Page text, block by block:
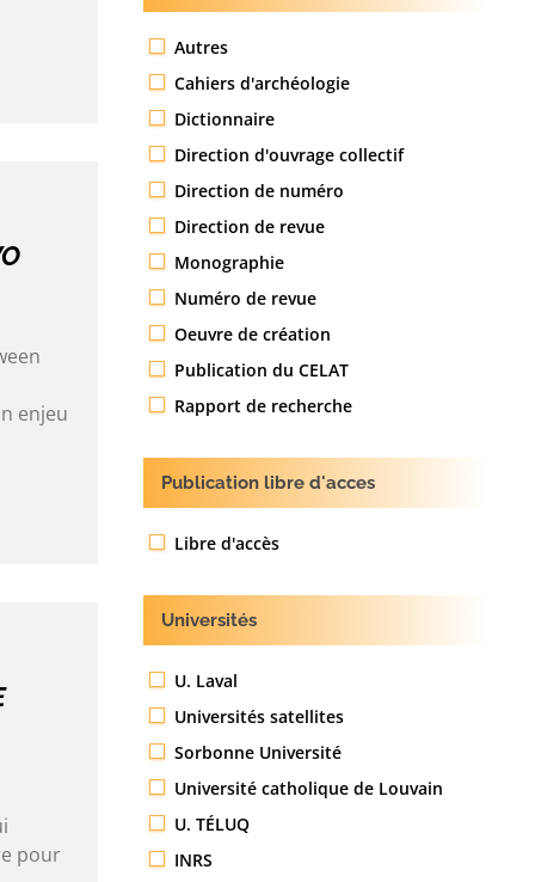
enjeu
pour
Autres
Cahiers d'archéologie
Dictionnaire
Direction d'ouvrage collectif
Direction de numéro
Direction de revue
Monographie
Numéro de revue
Oeuvre de création
Publication du CELAT
Rapport de recherche
Publication libre d'acces
Libre d'accès
Universités
U. Laval
Universités satellites
Sorbonne Université
Université catholique de Louvain
U. TÉLUQ
INRS